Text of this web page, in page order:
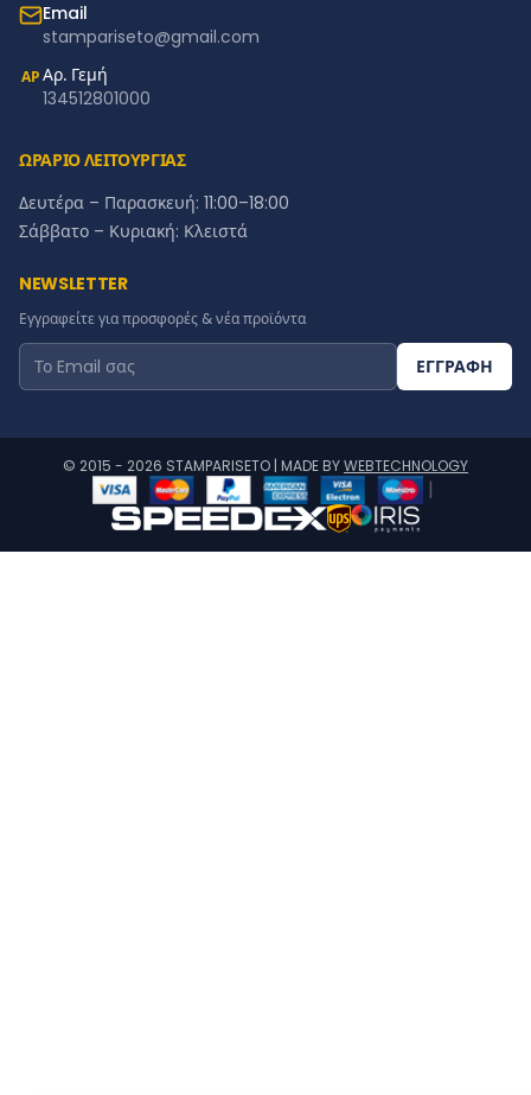
Email
stampariseto@gmail.com
ΑΡΑρ. Γεμή
134512801000
ΩΡΑΡΙΟ ΛΕΙΤΟΥΡΓΙΑΣ
Δευτέρα – Παρασκευή: 11:00–18:00
Σάββατο – Κυριακή: Κλειστά
NEWSLETTER
Εγγραφείτε για προσφορές & νέα προϊόντα
ΕΓΓΡΑΦΗ
© 2015 - 2026 STAMPARISETO | MADE BYWEBTECHNOLOGY
|